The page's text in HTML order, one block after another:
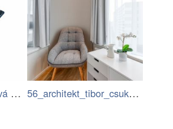
Modro-bílá koupelnová předložka s… 56_architekt_tibor_csukas_byty_Luka.jpg